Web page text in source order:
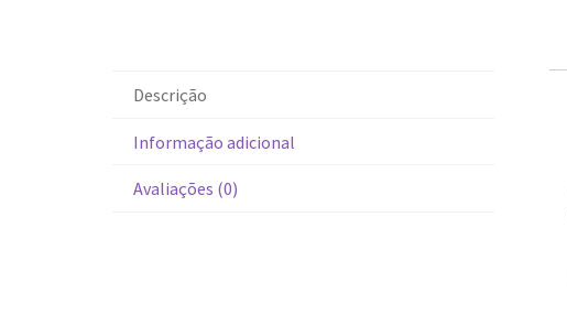
Descrição
Informação adicional
Avaliações (0)